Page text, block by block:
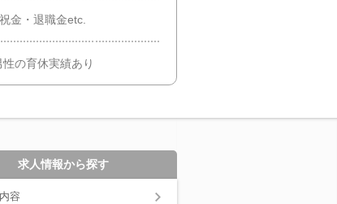
金・退職金etc.
の育休実績あり
求人情報から探す
容